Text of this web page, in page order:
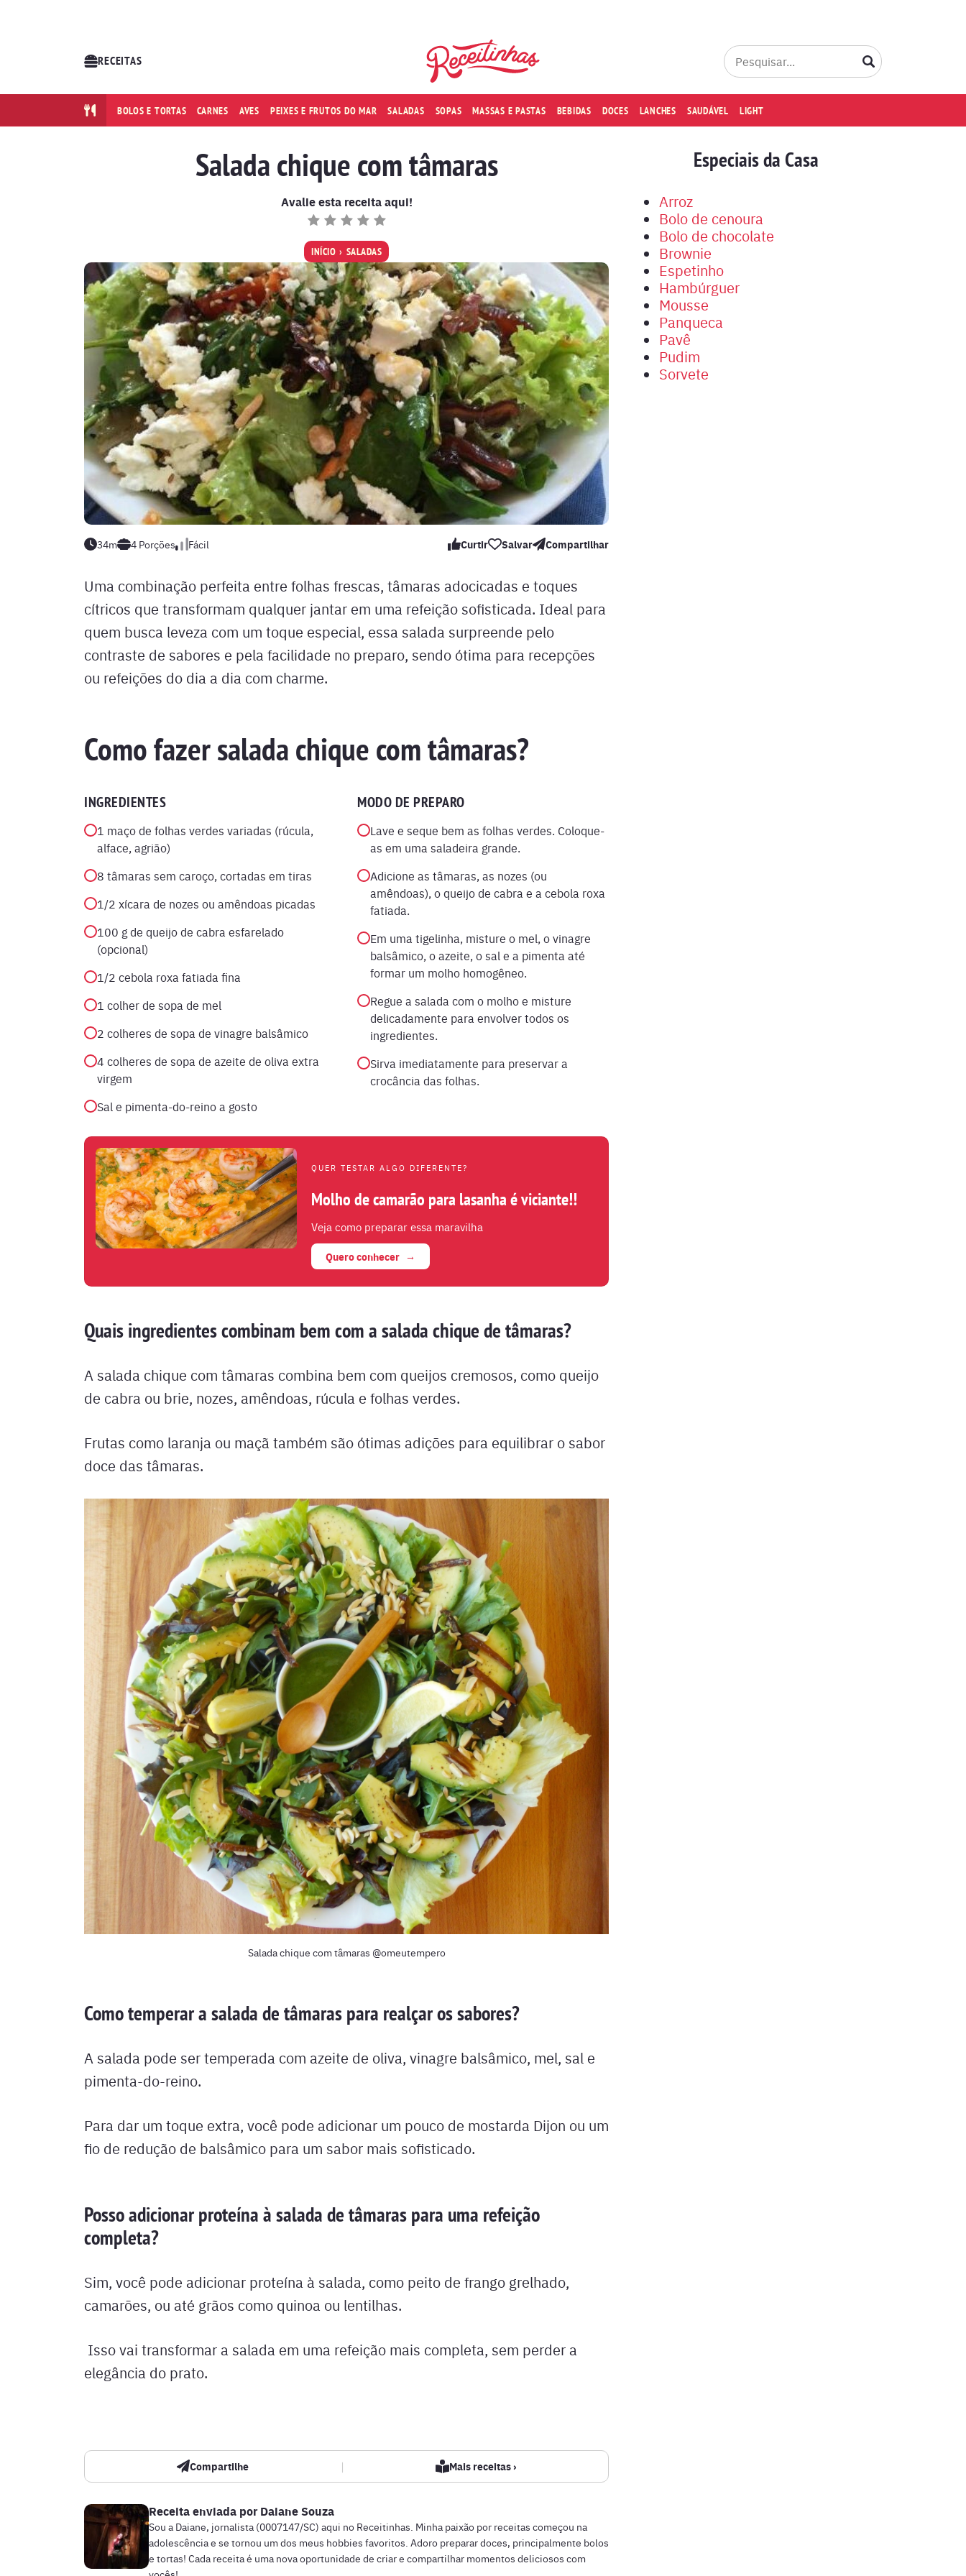
RECEITAS
BOLOS E TORTAS CARNES AVES PEIXES E FRUTOS DO MAR SALADAS SOPAS MASSAS E PASTAS BEBIDAS DOCES LANCHES SAUDÁVEL LIGHT
Salada chique com tâmaras
Avalie esta receita aqui!
INÍCIO SALADAS
34m 4 Porções Fácil Curtir Salvar Compartilhar
Uma combinação perfeita entre folhas frescas, tâmaras adocicadas e toques
cítricos que transformam qualquer jantar em uma refeição sofisticada. Ideal para
quem busca leveza com um toque especial, essa salada surpreende pelo
contraste de sabores e pela facilidade no preparo, sendo ótima para recepções
ou refeições do dia a dia com charme.
Como fazer salada chique com tâmaras?
INGREDIENTES
1 maço de folhas verdes variadas (rúcula,
alface, agrião)
8 tâmaras sem caroço, cortadas em tiras
1/2 xícara de nozes ou amêndoas picadas
100 g de queijo de cabra esfarelado
(opcional)
1/2 cebola roxa fatiada fina
1 colher de sopa de mel
2 colheres de sopa de vinagre balsâmico
4 colheres de sopa de azeite de oliva extra
virgem
Sal e pimenta-do-reino a gosto
MODO DE PREPARO
Lave e seque bem as folhas verdes. Coloque-
as em uma saladeira grande.
Adicione as tâmaras, as nozes (ou
amêndoas), o queijo de cabra e a cebola roxa
fatiada.
Em uma tigelinha, misture o mel, o vinagre
balsâmico, o azeite, o sal e a pimenta até
formar um molho homogêneo.
Regue a salada com o molho e misture
delicadamente para envolver todos os
ingredientes.
Sirva imediatamente para preservar a
crocância das folhas.
QUER TESTAR ALGO DIFERENTE?
Molho de camarão para lasanha é viciante!!
Veja como preparar essa maravilha
Quero conhecer
Quais ingredientes combinam bem com a salada chique de tâmaras?
A salada chique com tâmaras combina bem com queijos cremosos, como queijo
de cabra ou brie, nozes, amêndoas, rúcula e folhas verdes.
Frutas como laranja ou maçã também são ótimas adições para equilibrar o sabor
doce das tâmaras.
Salada chique com tâmaras @omeutempero
Como temperar a salada de tâmaras para realçar os sabores?
A salada pode ser temperada com azeite de oliva, vinagre balsâmico, mel, sal e
pimenta-do-reino.
Para dar um toque extra, você pode adicionar um pouco de mostarda Dijon ou um
fio de redução de balsâmico para um sabor mais sofisticado.
Posso adicionar proteína à salada de tâmaras para uma refeição
completa?
Sim, você pode adicionar proteína à salada, como peito de frango grelhado,
camarões, ou até grãos como quinoa ou lentilhas.
Isso vai transformar a salada em uma refeição mais completa, sem perder a
elegância do prato.
Compartilhe | Mais receitas ›
Receita enviada porDaiane Souza
Sou a Daiane, jornalista (0007147/SC) aqui no Receitinhas. Minha paixão por receitas começou na
adolescência e se tornou um dos meus hobbies favoritos. Adoro preparar doces, principalmente bolos
e tortas! Cada receita é uma nova oportunidade de criar e compartilhar momentos deliciosos com
Especiais da Casa
Arroz
Bolo de cenoura
Bolo de chocolate
Brownie
Espetinho
Hambúrguer
Mousse
Panqueca
Pavê
Pudim
Sorvete